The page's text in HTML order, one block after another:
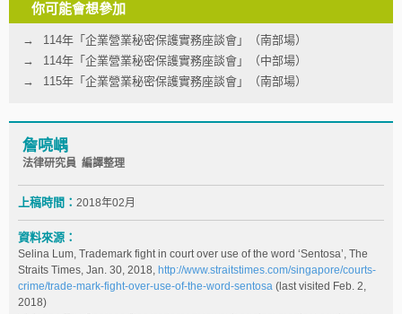
你可能會想參加
114年「企業營業秘密保護實務座談會」（南部場）
114年「企業營業秘密保護實務座談會」（中部場）
115年「企業營業秘密保護實務座談會」（南部場）
詹喨嵎
法律研究員 編譯整理
上稿時間： 2018年02月
資料來源：
Selina Lum, Trademark fight in court over use of the word ‘Sentosa’, The
Straits Times, Jan. 30, 2018, http://www.straitstimes.com/singapore/courts-
crime/trade-mark-fight-over-use-of-the-word-sentosa (last visited Feb. 2,
2018)